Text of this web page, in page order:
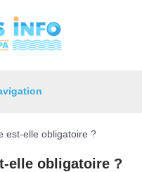
est-elle obligatoire ?
elle obligatoire ?